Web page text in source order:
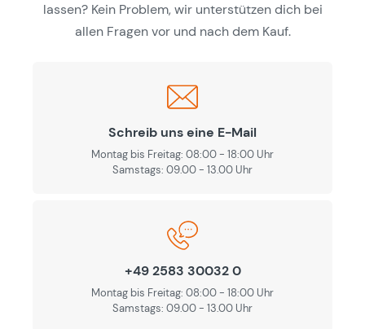
lassen? Kein Problem, wir unterstützen dich bei
allen Fragen vor und nach dem Kauf.
Schreib uns eine E-Mail
Montag bis Freitag: 08:00 - 18:00 Uhr
Samstags: 09.00 - 13.00 Uhr
+49 2583 30032 0
Montag bis Freitag: 08:00 - 18:00 Uhr
Samstags: 09.00 - 13.00 Uhr